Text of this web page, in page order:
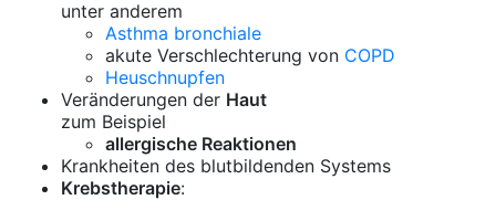
unter anderem
Asthma bronchiale
akute Verschlechterung von COPD
Heuschnupfen
Veränderungen der Haut
zum Beispiel
allergische Reaktionen
Krankheiten des blutbildenden Systems
Krebstherapie: